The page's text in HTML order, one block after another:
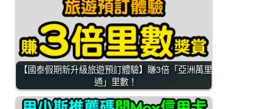
【國泰假期新升級旅遊預訂體驗】賺3倍「亞洲萬里
通」里數！